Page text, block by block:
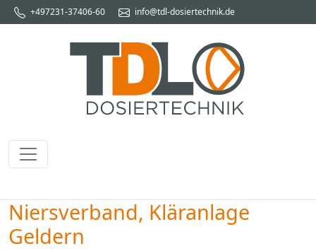
+497231-37406-60 info@tdl-dosiertechnik.de
Niersverband, Kläranlage
Geldern